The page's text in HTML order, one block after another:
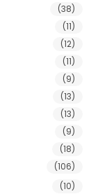
(38)
(11)
(12)
(11)
(9)
(13)
(13)
(9)
(18)
(106)
(10)